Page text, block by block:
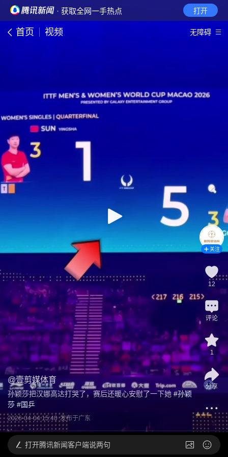
· 获取全网一手热点 打开
首页 视频 无障碍
@壹剪媒体育
孙颖莎把汉娜高达打哭了，赛后还暖心安慰了一下她 #孙颖
莎 #国乒
2026-04-04 15:40 发布于广东
关注
12
评论
1
分享
打开腾讯新闻客户端说两句